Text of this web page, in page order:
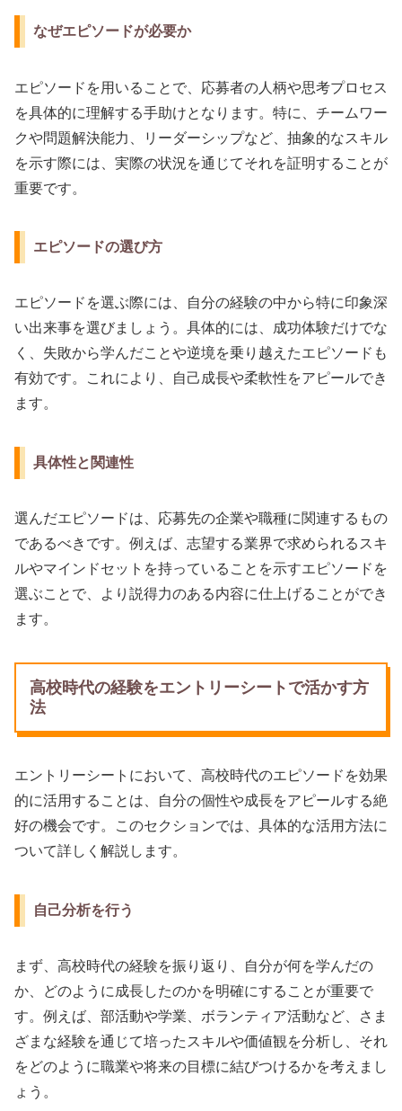
なぜエピソードが必要か
エピソードを用いることで、応募者の人柄や思考プロセス
を具体的に理解する手助けとなります。特に、チームワー
クや問題解決能力、リーダーシップなど、抽象的なスキル
を示す際には、実際の状況を通じてそれを証明することが
重要です。
エピソードの選び方
エピソードを選ぶ際には、自分の経験の中から特に印象深
い出来事を選びましょう。具体的には、成功体験だけでな
く、失敗から学んだことや逆境を乗り越えたエピソードも
有効です。これにより、自己成長や柔軟性をアピールでき
ます。
具体性と関連性
選んだエピソードは、応募先の企業や職種に関連するもの
であるべきです。例えば、志望する業界で求められるスキ
ルやマインドセットを持っていることを示すエピソードを
選ぶことで、より説得力のある内容に仕上げることができ
ます。
高校時代の経験をエントリーシートで活かす方
法
エントリーシートにおいて、高校時代のエピソードを効果
的に活用することは、自分の個性や成長をアピールする絶
好の機会です。このセクションでは、具体的な活用方法に
ついて詳しく解説します。
自己分析を行う
まず、高校時代の経験を振り返り、自分が何を学んだの
か、どのように成長したのかを明確にすることが重要で
す。例えば、部活動や学業、ボランティア活動など、さま
ざまな経験を通じて培ったスキルや価値観を分析し、それ
をどのように職業や将来の目標に結びつけるかを考えまし
ょう。